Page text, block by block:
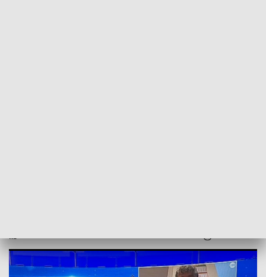
kb